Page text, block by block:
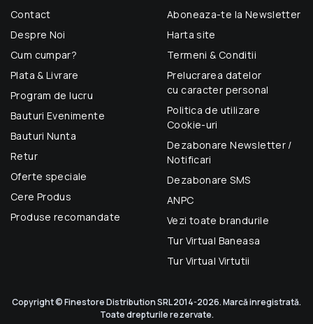
Contact
Despre Noi
Cum cumpar?
Plata & Livrare
Program de lucru
Bauturi Evenimente
Bauturi Nunta
Retur
Oferte speciale
Cere Produs
Produse recomandate
Aboneaza-te la Newsletter
Harta site
Termeni & Conditii
Prelucrarea datelor
cu caracter personal
Politica de utilizare
Cookie-uri
Dezabonare Newsletter /
Notificari
Dezabonare SMS
ANPC
Vezi toate brandurile
Tur Virtual Baneasa
Tur Virtual Virtutii
Copyright © Finestore Distribution SRL 2014-2026. Marcă inregistrată.
Toate drepturile rezervate.